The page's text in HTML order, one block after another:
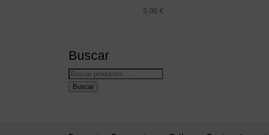
5,00 €
Buscar
Buscar
por:
Buscar